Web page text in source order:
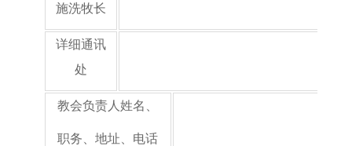
施洗牧长
详细通讯
处
教会负责人姓名、
职务、地址、电话